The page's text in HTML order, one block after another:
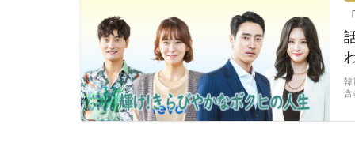
韓
含